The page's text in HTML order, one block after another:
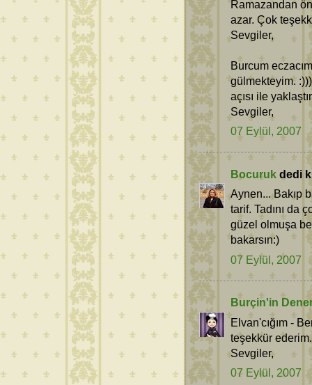
Ramazandan
azar. Çok
Sevgiler,
Burcum
gülmekteyim.
açısı ile
Sevgiler,
07 Eylül, 2007
Bocuruk dedi
Aynen... Bakıp
tarif. Tadını da
güzel olmuşa
bakarsın:)
07 Eylül, 2007
Burçin'in
Elvan'cığım -
teşekkür ederim.
Sevgiler,
07 Eylül, 2007